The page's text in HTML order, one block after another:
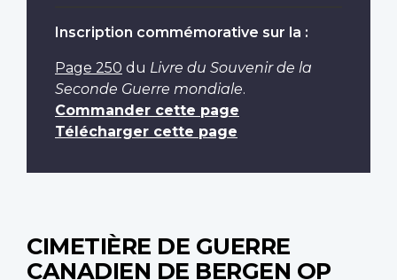
Inscription commémorative sur la :
Page 250 du Livre du Souvenir de la
Seconde Guerre mondiale.
Commander cette page
Télécharger cette page
CIMETIÈRE DE GUERRE
CANADIEN DE BERGEN OP